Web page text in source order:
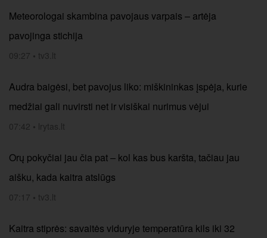
Meteorologai skambina pavojaus varpais – artėja
pavojinga stichija
09:27 • tv3.lt
Audra baigėsi, bet pavojus liko: miškininkas įspėja, kurie
medžiai gali nuvirsti net ir visiškai nurimus vėjui
07:42 • lrytas.lt
Orų pokyčiai jau čia pat – kol kas bus karšta, tačiau jau
aišku, kada kaitra atslūgs
07:17 • tv3.lt
Kaitra stiprės: savaitės viduryje temperatūra kils iki 32